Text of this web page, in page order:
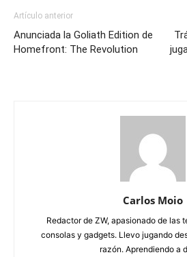
Artículo anterior
Anunciada la Goliath Edition de
Homefront: The Revolution
Carlos Moio
Redactor de ZW, apasionado de las
consolas y gadgets. Llevo jugando
razón. Aprendiendo a